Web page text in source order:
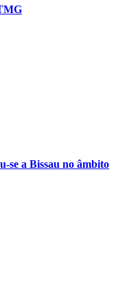
se a Bissau no âmbito